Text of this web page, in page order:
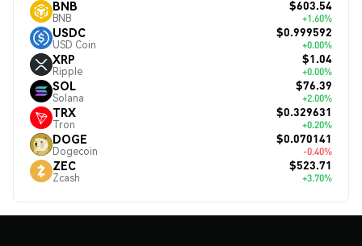
BNB
BNB
$603.54
+1.60%
USDC
USD Coin
$0.999592
+0.00%
XRP
Ripple
$1.04
+0.00%
SOL
Solana
$76.39
+2.00%
TRX
Tron
$0.329631
+0.20%
DOGE
Dogecoin
$0.070141
-0.40%
ZEC
Zcash
$523.71
+3.70%